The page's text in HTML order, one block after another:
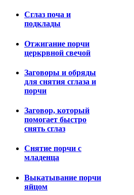
Сглаз поча и
подклады
Отжигание порчи
церкрвной свечой
Заговоры и обряды
для снятия сглаза и
порчи
Заговор, который
помогает быстро
снять сглаз
Снятие порчи с
младенца
Выкатывание порчи
яйцом